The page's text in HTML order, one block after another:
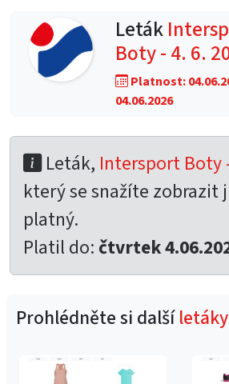
Leták
Boty - 4. 6.
Platnost:
04.06.2026
Leták, Intersport Boty
který se snažíte zobrazit
platný.
Platil do: čtvrtek
Prohlédněte si další